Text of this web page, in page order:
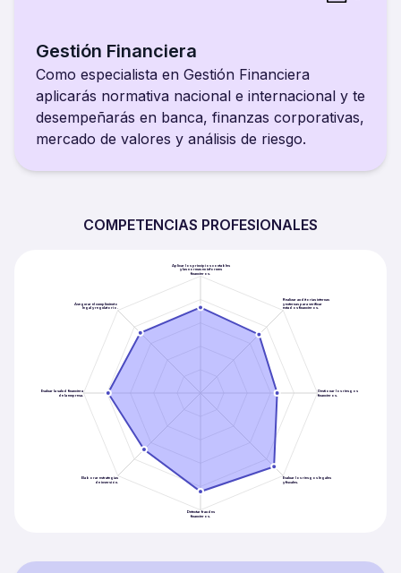
Gestión Financiera
Como especialista en Gestión Financiera
aplicarás normativa nacional e internacional y te
desempeñarás en banca, finanzas corporativas,
mercado de valores y análisis de riesgo.
COMPETENCIAS PROFESIONALES